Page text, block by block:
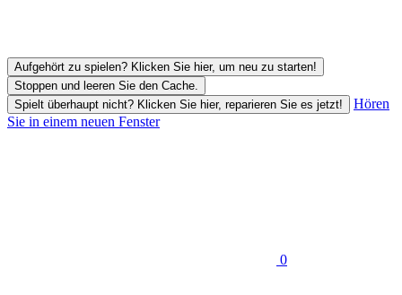
Aufgehört zu spielen? Klicken Sie hier, um neu zu starten!
Stoppen und leeren Sie den Cache.
Spielt überhaupt nicht? Klicken Sie hier, reparieren Sie es jetzt!
Hören
Sie in einem neuen Fenster
0